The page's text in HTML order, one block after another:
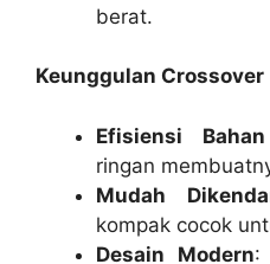
berat.
Keunggulan Crossover
Efisiensi
ringan
Mudah
kompak cocok
Desain Modern: